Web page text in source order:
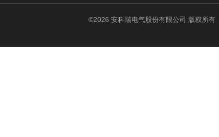
©2026 安科瑞电气股份有限公司 版权所